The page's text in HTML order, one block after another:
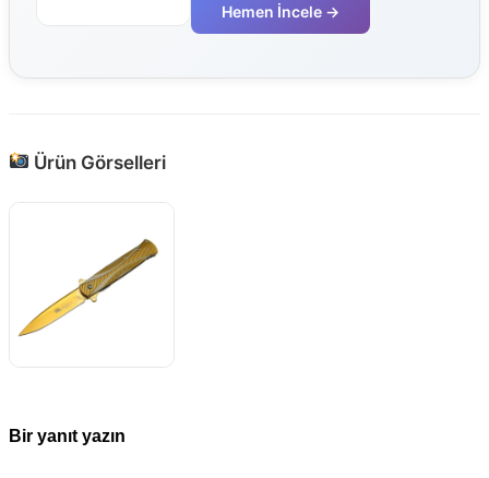
Hemen İncele →
Ürün Görselleri
Bir yanıt yazın